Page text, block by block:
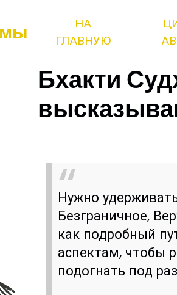
НА
ГЛАВНУЮ
Бхакти
Нужно
Безграничное,
как подробный
аспектам, чтобы
подогнать под